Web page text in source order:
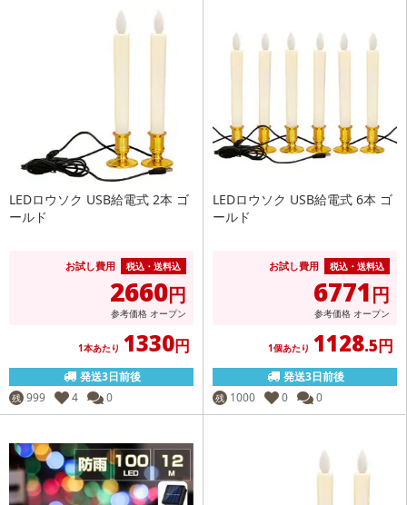
LEDロウソク USB給電式 2本 ゴ
ールド
お試し費用 税込・送料込
2660円
参考価格 オープン
1本あたり 1330円
発送3日前後
残 999 4 0
LEDロウソク USB給電式 6本 ゴ
ールド
お試し費用 税込・送料込
6771円
参考価格 オープン
1個あたり 1128.5円
発送3日前後
残 1000 0 0